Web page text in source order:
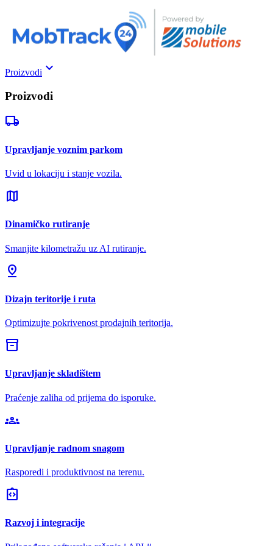
Proizvodi keyboard_arrow_down
Proizvodi
local_shipping
Upravljanje voznim parkom
Uvid u lokaciju i stanje vozila.
map
Dinamičko rutiranje
Smanjite kilometražu uz AI rutiranje.
pin_drop
Dizajn teritorije i ruta
Optimizujte pokrivenost prodajnih teritorija.
inventory_2
Upravljanje skladištem
Praćenje zaliha od prijema do isporuke.
groups
Upravljanje radnom snagom
Rasporedi i produktivnost na terenu.
integration_instructions
Razvoj i integracije